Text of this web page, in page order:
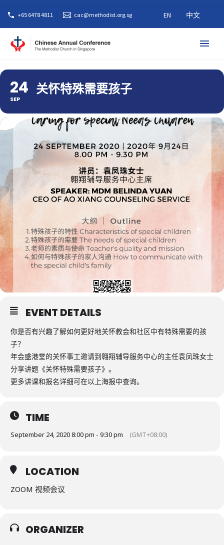
+65 6478 4811 cac@methodist.org.sg EN 中文
24
SEP
关怀特殊需要孩子
EVENT DETAILS
你是否有兴趣了解如何更好地关怀教会和社区中有特殊需要的孩
子？
年会盛港堂的关怀事工邀请到翱翔辅导服务中⼼的主任袁凤珠女士
分享讲题《关怀特殊需要孩子》。
更多讲课和报名详细可在以上海报中查询。
TIME
September 24, 2020 8:00 pm - 9:30 pm (GMT+08:00)
LOCATION
ZOOM 视频会议
ORGANIZER